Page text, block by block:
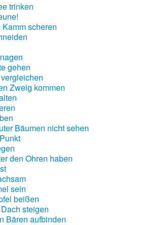
trinken
scheren
gehen
Zweig kommen
Bäumen nicht sehen
den Ohren haben
sein
beißen
steigen
Bären aufbinden